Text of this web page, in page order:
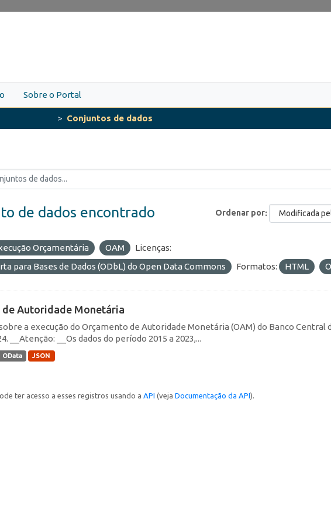
Sobre o Portal
Conjuntos de dados
Ordenar por
de dados encontrado
Orçamentária OAM
Licenças:
para Bases de Dados (ODbL) do Open Data Commons
Formatos: HTML
de Autoridade Monetária
a execução do Orçamento de Autoridade Monetária (OAM) do Banco Central
__Atenção: __Os dados do período 2015 a 2023,...
OData JSON
ter acesso a esses registros usando a API (veja Documentação da API).